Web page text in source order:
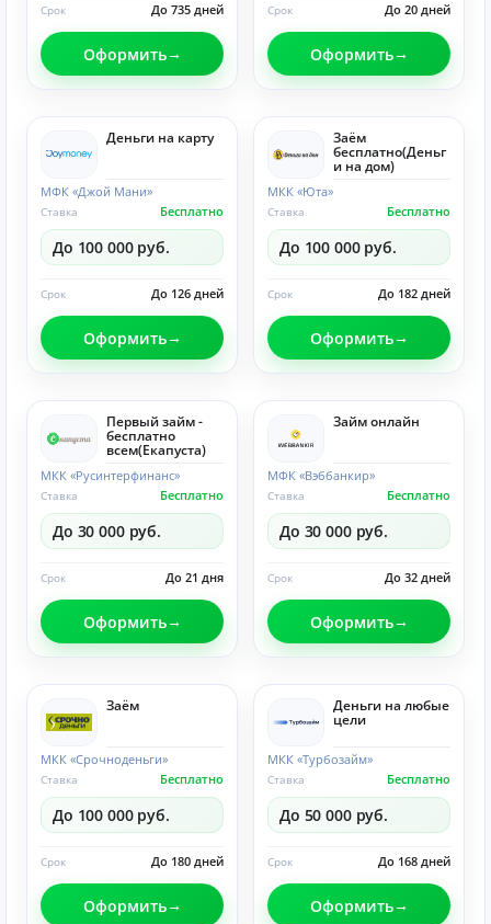
До 735 дней
Срок
Оформить
До 20 дней
Срок
Оформить
Деньги на карту
МФК «Джой Мани»
Бесплатно
Ставка
До 100 000 руб.
До 126 дней
Срок
Оформить
Заём
бесплатно(Деньг
и на дом)
МКК «Юта»
Бесплатно
Ставка
До 100 000 руб.
До 182 дней
Срок
Оформить
Первый займ -
бесплатно
всем(Eкапуста)
МКК «Русинтерфинанс»
Бесплатно
Ставка
До 30 000 руб.
До 21 дня
Срок
Оформить
Займ онлайн
МФК «Вэббанкир»
Бесплатно
Ставка
До 30 000 руб.
До 32 дней
Срок
Оформить
Заём
МКК «Срочноденьги»
Бесплатно
Ставка
До 100 000 руб.
До 180 дней
Срок
Оформить
Деньги на любые
цели
МКК «Турбозайм»
Бесплатно
Ставка
До 50 000 руб.
До 168 дней
Срок
Оформить